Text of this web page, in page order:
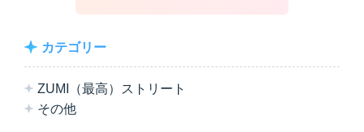
カテゴリー
ZUMI（最高）ストリート
その他